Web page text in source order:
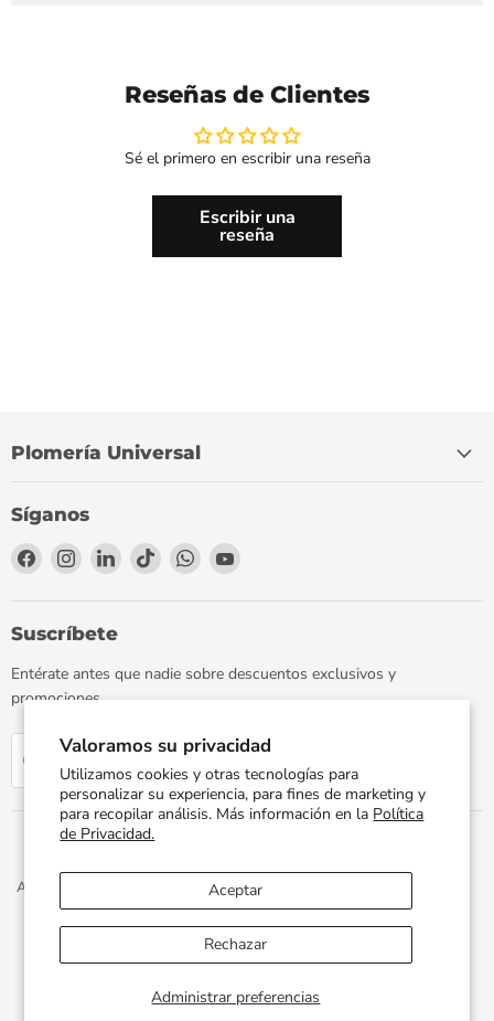
Valoramos su privacidad
Utilizamos cookies y otras tecnologías para
personalizar su experiencia, para fines de marketing y
para recopilar análisis. Más información en la Política
de Privacidad.
Administrar preferencias
Aceptar
Rechazar
Reseñas de Clientes
Sé el primero en escribir una reseña
Escribir una
reseña
Plomería Universal
Síganos
Encuéntrenos
Facebook
Encuéntrenos
Instagram
Encuéntrenos
LinkedIn
Encuéntrenos
TikTok
Encuéntrenos
WhatsApp
Encuéntrenos
YouTube
Suscríbete
Entérate antes que nadie sobre descuentos exclusivos y
promociones.
Correo electrónico
Aviso de Privacidad Términos y Condiciones
Facturación Electrónica
Preguntas Frecuentes
Términos del servicio
Política de reembolso
Propiedad artística © 2026 PLOMERIA UNIVERSAL.
Desarrollado porXphere Tech